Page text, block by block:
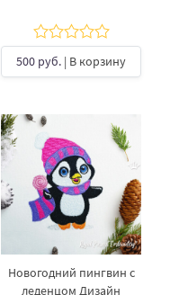
500 руб. | В корзину
Новогодний пингвин с
леденцом Дизайн